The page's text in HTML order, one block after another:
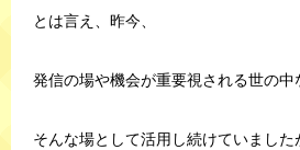
とは言え、昨今、
発信の場や機会が重要視される世の中
そんな場として活用し続けていました